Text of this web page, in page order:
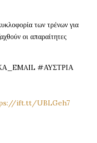
των τρένων για
οι απαραίτητες
#ΑΥΣΤΡΙΑ
ift.tt/UBLGeh7